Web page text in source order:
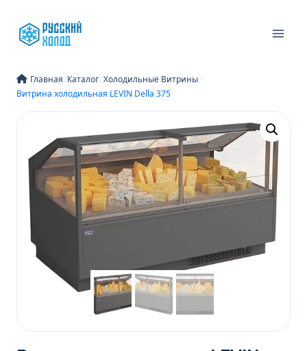
содержимому
Главная/Каталог/Холодильные Витрины/
Витрина холодильная LEVIN Della 375